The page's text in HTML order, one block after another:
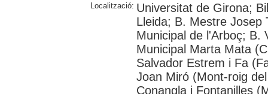
Localització: Universitat de Girona;
Lleida; B. Mestre Josep
Municipal de l'Arboç; B.
Municipal Marta Mata
Salvador Estrem i Fa
Joan Miró (Mont-roig
Conangla i Fontanilles